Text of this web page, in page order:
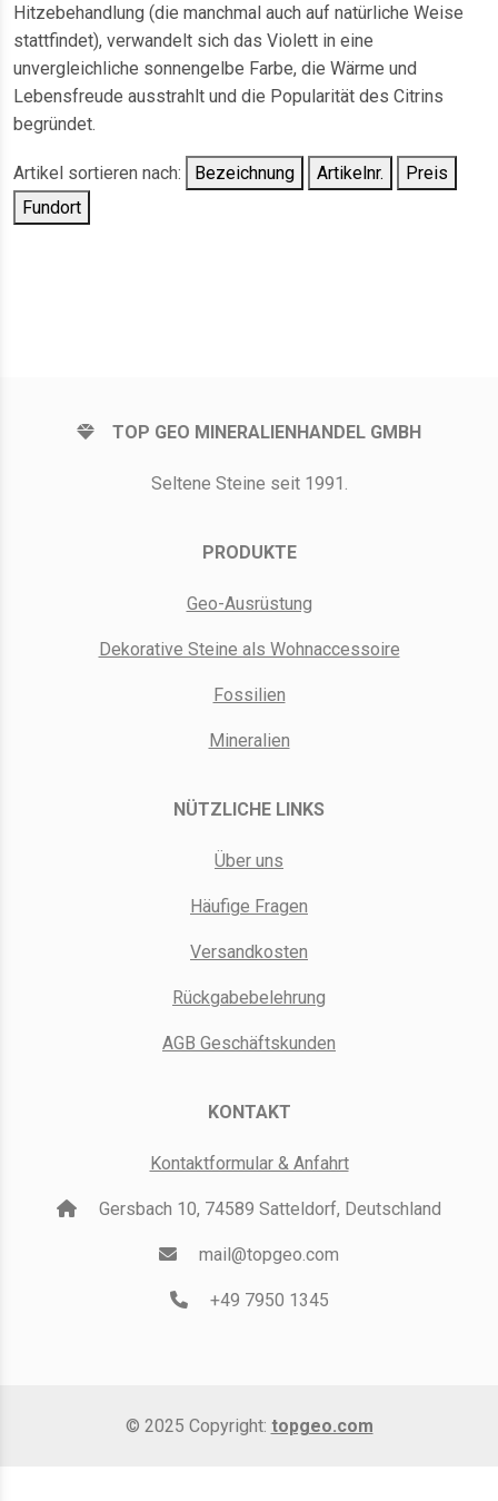
Hitzebehandlung (die manchmal auch auf natürliche Weise
stattfindet), verwandelt sich das Violett in eine
unvergleichliche sonnengelbe Farbe, die Wärme und
Lebensfreude ausstrahlt und die Popularität des Citrins
begründet.
Artikel sortieren nach: Bezeichnung Artikelnr.
Preis
Fundort
TOP GEO MINERALIENHANDEL GMBH
Seltene Steine seit 1991.
PRODUKTE
Geo-Ausrüstung
Dekorative Steine als Wohnaccessoire
Fossilien
Mineralien
NÜTZLICHE LINKS
Über uns
Häufige Fragen
Versandkosten
Rückgabebelehrung
AGB Geschäftskunden
KONTAKT
Kontaktformular & Anfahrt
Gersbach 10, 74589 Satteldorf, Deutschland
mail@topgeo.com
+49 7950 1345
© 2025 Copyright: topgeo.com